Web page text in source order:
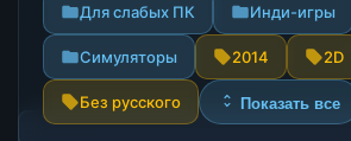
Для слабых ПК Инди-игры
Симуляторы 2014 2D
Без русского Показать все